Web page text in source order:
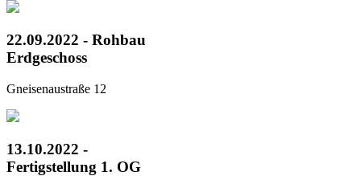
22.09.2022 - Rohbau
Erdgeschoss
Gneisenaustraße 12
13.10.2022 -
Fertigstellung 1. OG